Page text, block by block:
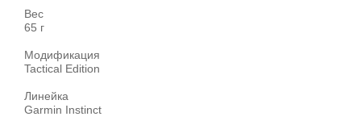
Вес
65 г
Модификация
Tactical Edition
Линейка
Garmin Instinct